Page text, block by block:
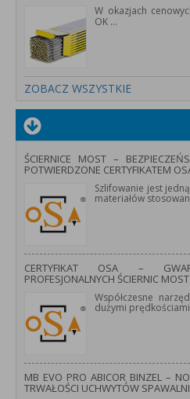
W okazjach
OK ...
ZOBACZ WSZYSTKIE
ŚCIERNICE MOST –
POTWIERDZONE CERTYFIKATEM
Szlifowanie jest
materiałów
CERTYFIKAT OSA –
PROFESJONALNYCH ŚCIERNIC MOST
Współczesne
dużymi
MB EVO PRO ABICOR BINZEL –
TRWAŁOŚCI UCHWYTÓW